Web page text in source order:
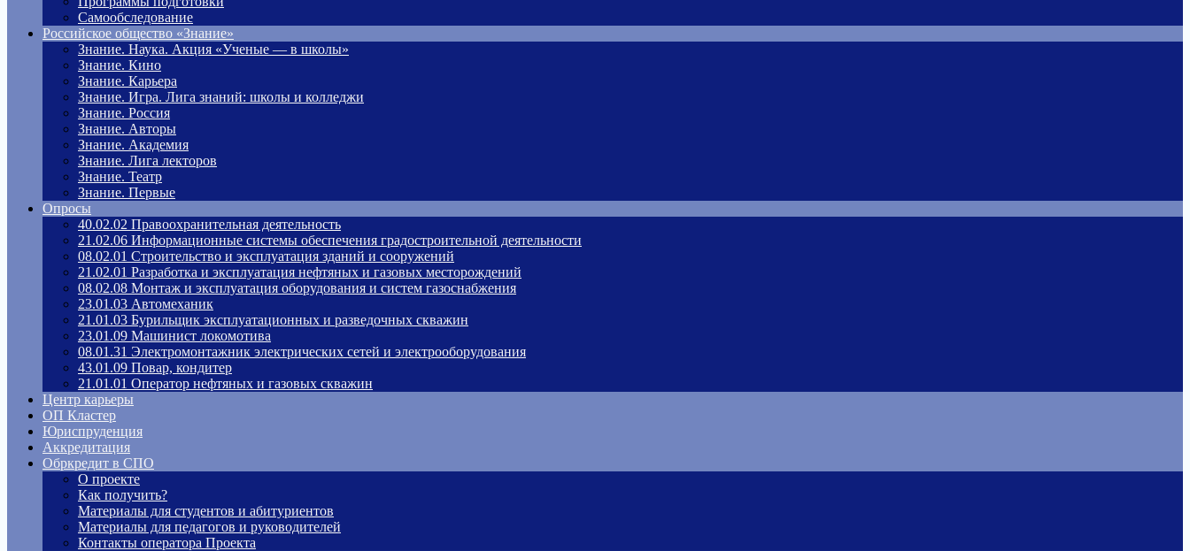
Самообследование
Российское общество «Знание»
Знание. Наука. Акция «Ученые — в школы»
Знание. Кино
Знание. Карьера
Знание. Игра. Лига знаний: школы и колледжи
Знание. Россия
Знание. Авторы
Знание. Академия
Знание. Лига лекторов
Знание. Театр
Знание. Первые
Опросы
40.02.02 Правоохранительная деятельность
21.02.06 Информационные системы обеспечения градостроительной деятельности
08.02.01 Строительство и эксплуатация зданий и сооружений
21.02.01 Разработка и эксплуатация нефтяных и газовых месторождений
08.02.08 Монтаж и эксплуатация оборудования и систем газоснабжения
23.01.03 Автомеханик
21.01.03 Бурильщик эксплуатационных и разведочных скважин
23.01.09 Машинист локомотива
08.01.31 Электромонтажник электрических сетей и электрооборудования
43.01.09 Повар, кондитер
21.01.01 Оператор нефтяных и газовых скважин
Центр карьеры
ОП Кластер
Юриспруденция
Аккредитация
Обркредит в СПО
О проекте
Как получить?
Материалы для студентов и абитуриентов
Материалы для педагогов и руководителей
Контакты оператора Проекта